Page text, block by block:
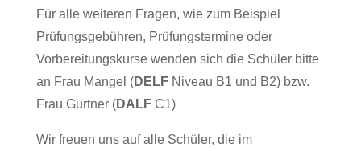
Für alle weiteren Fragen, wie zum Beispiel
Prüfungsgebühren, Prüfungstermine oder
Vorbereitungskurse wenden sich die Schüler bitte
an Frau Mangel (DELFNiveau B1 und B2) bzw.
Frau Gurtner (DALFC1)
Wir freuen uns auf alle Schüler, die im